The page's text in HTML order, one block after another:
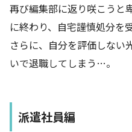
再び編集部に返り咲こうと
に終わり、自宅謹慎処分を
さらに、自分を評価しない
いで退職してしまう…。
派遣社員編